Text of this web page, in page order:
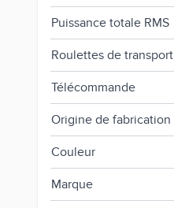
Puissance totale RMS
Roulettes de transport
Télécommande
Origine de fabrication
Couleur
Marque